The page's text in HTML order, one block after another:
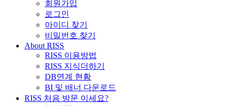
회원가입
로그인
아이디 찾기
비밀번호 찾기
About RISS
RISS 이용방법
RISS 지식더하기
DB연계 현황
BI 및 배너 다운로드
RISS 처음 방문 이세요?